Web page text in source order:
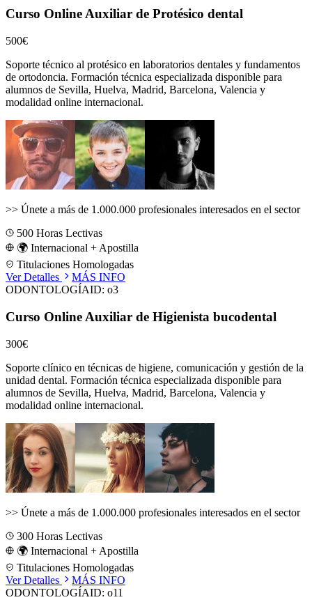
Curso Online Auxiliar de Protésico dental
500€
Soporte técnico al protésico en laboratorios dentales y fundamentos
de ortodoncia. Formación técnica especializada disponible para
alumnos de Sevilla, Huelva, Madrid, Barcelona, Valencia y
modalidad online internacional.
>> Únete a más de 1.000.000 profesionales interesados en el sector
500 Horas Lectivas
🌍 Internacional + Apostilla
Titulaciones Homologadas
Ver Detalles
MÁS INFO
ODONTOLOGÍAID: o3
Curso Online Auxiliar de Higienista bucodental
300€
Soporte clínico en técnicas de higiene, comunicación y gestión de la
unidad dental. Formación técnica especializada disponible para
alumnos de Sevilla, Huelva, Madrid, Barcelona, Valencia y
modalidad online internacional.
>> Únete a más de 1.000.000 profesionales interesados en el sector
300 Horas Lectivas
🌍 Internacional + Apostilla
Titulaciones Homologadas
Ver Detalles
MÁS INFO
ODONTOLOGÍAID: o11